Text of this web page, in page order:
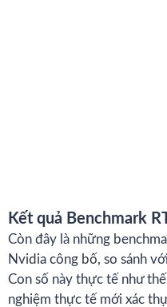
Kết quả Benchmark
Còn đây là những
Nvidia công bố, so sánh
Con số này thực tế như
nghiệm thực tế mới xác